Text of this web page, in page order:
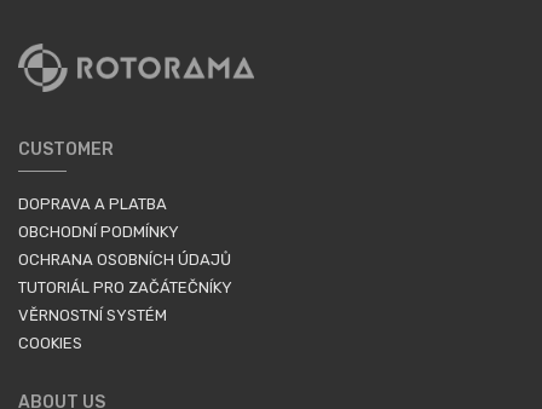
CUSTOMER
DOPRAVA A PLATBA
OBCHODNÍ PODMÍNKY
OCHRANA OSOBNÍCH ÚDAJŮ
TUTORIÁL PRO ZAČÁTEČNÍKY
VĚRNOSTNÍ SYSTÉM
COOKIES
ABOUT US